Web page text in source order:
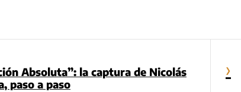
Absoluta”: la captura de Nicolás
paso a paso
›